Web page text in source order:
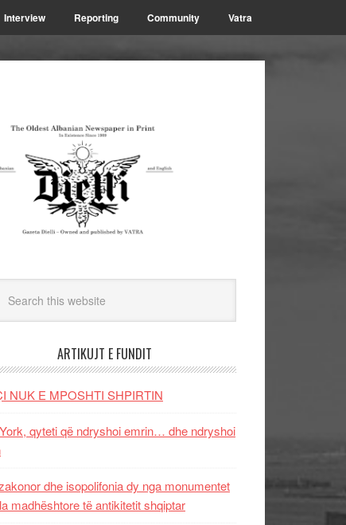
Interview Reporting Community Vatra
ARTIKUJT E FUNDIT
NUK E MPOSHTI SHPIRTIN
qyteti që ndryshoi emrin… dhe ndryshoi
dhe isopolifonia dy nga monumentet
madhështore të antikitetit shqiptar